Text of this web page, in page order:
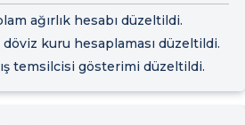
ağırlık hesabı düzeltildi.
kuru hesaplaması düzeltildi.
temsilcisi gösterimi düzeltildi.